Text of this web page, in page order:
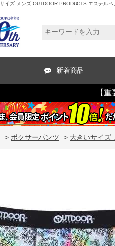
イズ メンズ OUTDOOR PRODUCTS エステル
新着商品
【
> ボクサーパンツ > 大きいサイズ